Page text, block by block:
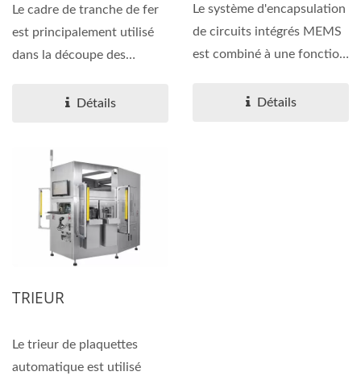
Le cadre de tranche de fer
est principalement utilisé
dans la découpe des
Détails
Le système d'encapsulation
de circuits intégrés MEMS
est combiné à une fonction
Détails
TRIEUR
Le trieur de plaquettes
automatique est utilisé